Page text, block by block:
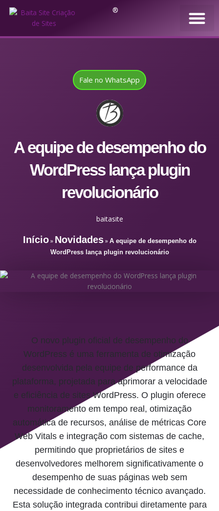
®
Fale no WhatsApp
A equipe de desempenho do
WordPress lança plugin
revolucionário
baitasite
Início» Novidades» A equipe de desempenho do
WordPress lança plugin revolucionário
O novo plugin oficial de desempenho do
WordPress é uma ferramenta de otimização
desenvolvida pela equipe de performance da
plataforma, projetada para aprimorar a velocidade
e eficiência de sites WordPress. O plugin oferece
monitoramento em tempo real, otimização
automática de recursos, análise de métricas Core
Web Vitals e integração com sistemas de cache,
permitindo que proprietários de sites e
desenvolvedores melhorem significativamente o
desempenho de suas páginas web sem
necessidade de conhecimento técnico avançado.
Esta solução integrada contribui diretamente para